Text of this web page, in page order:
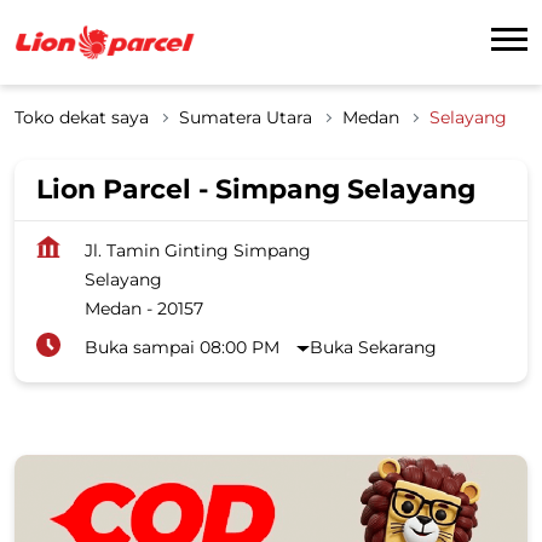
Toko dekat saya Sumatera Utara Medan Selayang
Lion Parcel - Simpang Selayang
Jl. Tamin Ginting Simpang
Selayang
Medan - 20157
Buka sampai 08:00 PM
Buka Sekarang